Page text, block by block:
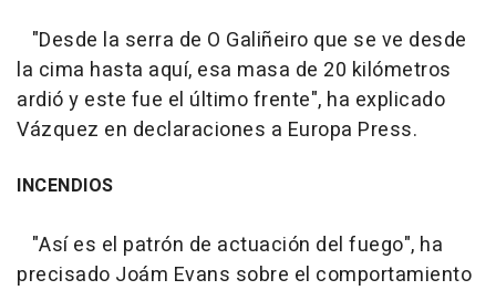
"Desde la serra de O Galiñeiro que se ve desde
la cima hasta aquí, esa masa de 20 kilómetros
ardió y este fue el último frente", ha explicado
Vázquez en declaraciones a Europa Press.
INCENDIOS
"Así es el patrón de actuación del fuego", ha
precisado Joám Evans sobre el comportamiento